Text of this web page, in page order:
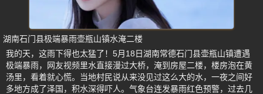
湖南石门县极端暴雨壶瓶山镇水淹二楼
我的天，这雨下得也太猛了！5月18日湖南常德石门县壶瓶山镇遭遇
极端暴雨，网友视频里水直接漫过大桥，淹到房屋二楼，楼房泡在黄
汤里，看着就心慌。当地村民说从来没见过这么大的水，一夜之间好
多地方成了泽国，积水深得吓人。气象台连发暴雨红色预警，过去几